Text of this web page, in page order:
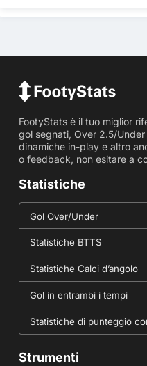
FootyStats è il tuo miglior
gol segnati, Over 2.5/
dinamiche in-play e altro
o feedback, non esitare a
Statistiche
Gol Over/Under
Statistiche BTTS
Statistiche Calci d’angolo
Gol in entrambi i tempi
Statistiche di punteggio
Strumenti